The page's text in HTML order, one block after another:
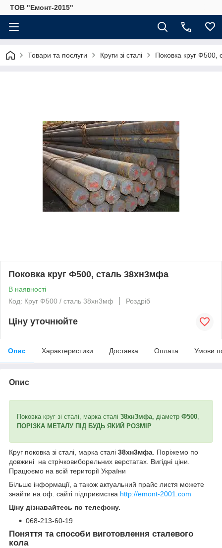
ТОВ "Емонт-2015"
Товари та послуги Круги зі сталі Поковка круг Ф500,
Поковка круг Ф500, сталь 38хн3мфа
В наявності
Код: Круг Ф500 / сталь 38хн3мф
Роздріб
Ціну уточнюйте
Опис Характеристики Доставка Оплата Умови
Опис
Поковка круг зі сталі, марка сталі 38хн3мфа, діаметр Ф500
ПОРІЗКА МЕТАЛУ ПІД БУДЬ ЯКИЙ РОЗМІР
Круг поковка зі сталі, марка сталі 38хн3мфа . Поріжемо по
довжині на стрічковиборельних верстатах. Вигідні ціни.
Працюємо на всій території України
Більше інформації, а також актуальний прайс листя можете
знайти на оф. сайті підприємства http://emont-2001.com
Ціну дізнавайтесь по телефону.
068-213-60-19
Поняття та способи виготовлення сталевого
кола